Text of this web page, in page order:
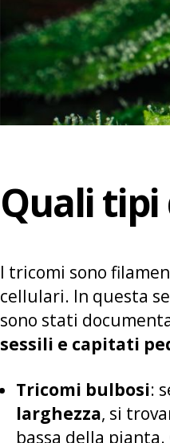
Quali tipi
I tricomi sono
cellulari. In questa
sono stati
sessili e capitati
Tricomi bulbosi:
larghezza, si
bassa della